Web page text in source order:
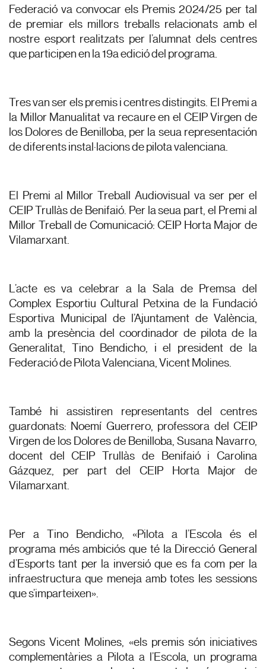
Federació va convocar els Premis 2024/25 per tal
de premiar els millors treballs relacionats amb el
nostre esport realitzats per l’alumnat dels centres
que participen en la 19a edició del programa.
Tres van ser els premis i centres distingits. El Premi a
la Millor Manualitat va recaure en el CEIP Virgen de
los Dolores de Benilloba, per la seua representación
de diferents instal·lacions de pilota valenciana.
El Premi al Millor Treball Audiovisual va ser per el
CEIP Trullàs de Benifaió. Per la seua part, el Premi al
Millor Treball de Comunicació: CEIP Horta Major de
Vilamarxant.
L’acte es va celebrar a la Sala de Premsa del
Complex Esportiu Cultural Petxina de la Fundació
Esportiva Municipal de l’Ajuntament de València,
amb la presència del coordinador de pilota de la
Generalitat, Tino Bendicho, i el president de la
Federació de Pilota Valenciana, Vicent Molines.
També hi assistiren representants del centres
guardonats: Noemí Guerrero, professora del CEIP
Virgen de los Dolores de Benilloba, Susana Navarro,
docent del CEIP Trullàs de Benifaió i Carolina
Gázquez, per part del CEIP Horta Major de
Vilamarxant.
Per a Tino Bendicho, «Pilota a l’Escola és el
programa més ambiciós que té la Direcció General
d’Esports tant per la inversió que es fa com per la
infraestructura que meneja amb totes les sessions
que s’imparteixen».
Segons Vicent Molines, «els premis són iniciatives
complementàries a Pilota a l’Escola, un programa